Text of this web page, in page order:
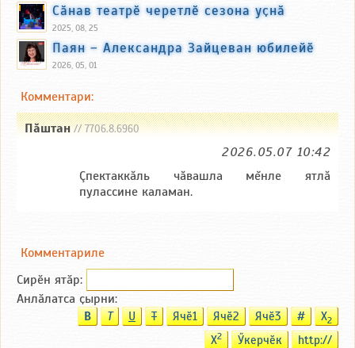
Сӑнав театрӗ черетлӗ сезона уҫнӑ
2025, 08, 25
Паян – Александра Зайцеван юбилейӗ
2026, 05, 01
Комментари:
Пăштан// 7706.8.6960
2026.05.07 10:42
Çпектаккăль чăвашла мĕнле ятлă
пулассине каламан.
Комментариле
Сирӗн ятӑp:
Анлӑлатса ҫырни:
B T U T Ячӗ1 Ячӗ2 Ячӗ3 # X2
X2 Ӳкерчӗк http://